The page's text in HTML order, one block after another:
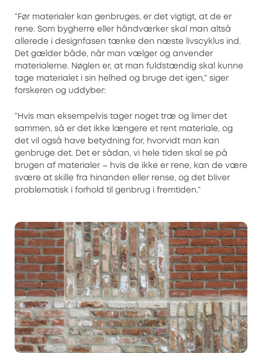
“Før materialer kan genbruges, er det vigtigt, at de er
rene. Som bygherre eller håndværker skal man altså
allerede i designfasen tænke den næste livscyklus ind.
Det gælder både, når man vælger og anvender
materialerne. Nøglen er, at man fuldstændig skal kunne
tage materialet i sin helhed og bruge det igen,” siger
forskeren og uddyber:
“Hvis man eksempelvis tager noget træ og limer det
sammen, så er det ikke længere et rent materiale, og
det vil også have betydning for, hvorvidt man kan
genbruge det. Det er sådan, vi hele tiden skal se på
brugen af materialer – hvis de ikke er rene, kan de være
svære at skille fra hinanden eller rense, og det bliver
problematisk i forhold til genbrug i fremtiden.”